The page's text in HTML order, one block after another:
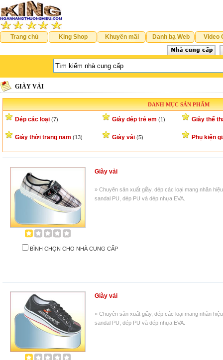
Trang chủ King Shop Khuyến mãi Danh bạ Web Video
GIÀY VẢI
DANH MỤC SẢN PHẨM
Dép các loại (7) Giày dép trẻ em (1) Giày thể
Giày thời trang nam (13) Giày vải (5) Phụ kiện
Giày vải
» Chuyên sản xuất giầy, dép các loại mang nhãn
sandal PU, dép PU và dép nhựa EVA.
BÌNH CHỌN CHO NHÀ CUNG CẤP
Giày vải
» Chuyên sản xuất giầy, dép các loại mang nhãn
sandal PU, dép PU và dép nhựa EVA.